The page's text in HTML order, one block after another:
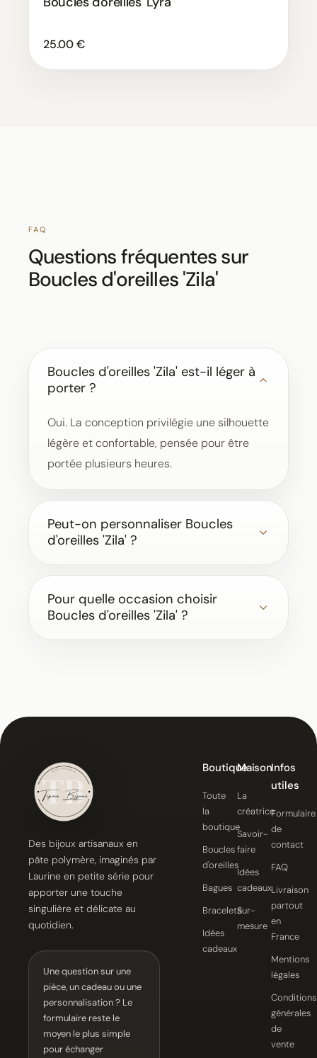
25.00 €
FAQ
Questions fréquentes sur
Boucles d'oreilles 'Zila'
Boucles d'oreilles 'Zila' est-il léger à
porter ?
Oui. La conception privilégie une silhouette
légère et confortable, pensée pour être
portée plusieurs heures.
Peut-on personnaliser Boucles
d'oreilles 'Zila' ?
Pour quelle occasion choisir
Boucles d'oreilles 'Zila' ?
Des bijoux artisanaux en
pâte polymère, imaginés par
Laurine en petite série pour
apporter une touche
singulière et délicate au
quotidien.
Une question sur une
pièce, un cadeau ou une
personnalisation ? Le
formulaire reste le
moyen le plus simple
pour échanger
Boutique
Toute
la
boutique
Boucles
d'oreilles
Bagues
Bracelets
Idées
cadeaux
Maison
La
créatrice
Savoir-
faire
Idées
cadeaux
Sur-
mesure
Infos
utiles
Formulaire
de
contact
FAQ
Livraison
partout
en
France
Mentions
légales
Conditions
générales
de
vente